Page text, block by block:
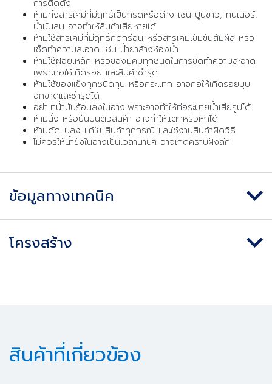
การติดตั้ง
ห้ามทิ้งสารเคมีที่มีฤทธิ์เป็นกรดหรือด่าง เช่น ปูนขาว, ทินเนอร์,
น้ำมันสน อาจทำให้สินค้าเสียหายได้
ห้ามใช้สารเคมีที่มีฤทธิ์กัดกร่อน หรือสารเคมีเข้มข้นสัมผัส หรือ
เช็ดทำความสะอาด เช่น น้ำยาล้างห้องน้ำ
ห้ามใช้ฝอยเหล็ก หรือของมีคมทุกชนิดในการขัดทำความสะอาด
เพราะก่อให้เกิดรอย และสินค้าชำรุด
ห้ามใช้ของแข็งทุกชนิดทุบ หรือกระแทก อาจก่อให้เกิดรอยบุบ
ฉีกขาดและชำรุดได้
อย่าเทน้ำมันร้อนลงในอ่างเพราะอาจทำให้ท่อระบายน้ำเสียรูปได้
ห้ามนั่ง หรือยืนบนตัวสินค้า อาจทำให้แตกหรือหักได้
ห้ามดัดแปลง แก้ไข สินค้าทุกกรณี และใช้งานสินค้าผิดวิธี
ไม่ควรให้น้ำขังในอ่างเป็นเวลานานๆ อาจเกิดคราบฝังลึก
ข้อมูลทางเทคนิค
โครงสร้าง
สินค้าที่เกี่ยวข้อง